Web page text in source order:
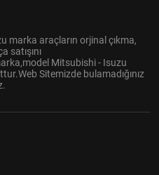
marka araçların orjinal çıkma,
satışını
Mitsubishi - Isuzu
Sitemizde bulamadığınız